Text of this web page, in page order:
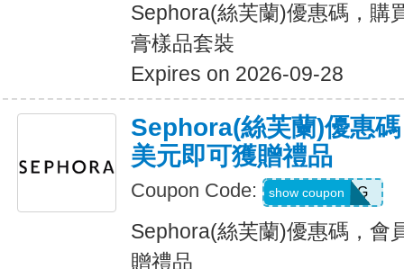
Sephora(絲芙蘭)優惠碼，購
膏樣品套裝
Expires on 2026-09-28
Sephora(絲芙蘭)優惠
美元即可獲贈禮品
Coupon Code: TRYJETLAG
show coupon
Sephora(絲芙蘭)優惠碼，會
贈禮品